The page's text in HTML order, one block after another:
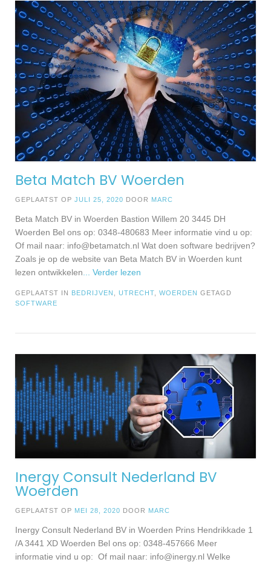
Beta Match BV Woerden
GEPLAATST OP JULI 25, 2020 DOOR MARC
Beta Match BV in Woerden Bastion Willem 20 3445 DH
Woerden Bel ons op: 0348-480683 Meer informatie vind u op:
Of mail naar: info@betamatch.nl Wat doen software bedrijven?
Zoals je op de website van Beta Match BV in Woerden kunt
lezen ontwikkelen ... Verder lezen
GEPLAATST IN BEDRIJVEN UTRECHT WOERDEN GETAGD
SOFTWARE
Inergy Consult Nederland BV
Woerden
GEPLAATST OP MEI 28, 2020 DOOR MARC
Inergy Consult Nederland BV in Woerden Prins Hendrikkade 1
/A 3441 XD Woerden Bel ons op: 0348-457666 Meer
informatie vind u op: Of mail naar: info@inergy.nl Welke